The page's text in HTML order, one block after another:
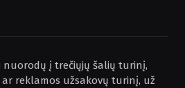
nuorodų į trečiųjų šalių turinį,
reklamos užsakovų turinį, už